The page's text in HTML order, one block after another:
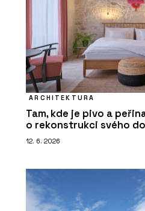
ARCHITEKTURA
Tam, kde je pivo a
o rekonstrukci svého
12. 6. 2026